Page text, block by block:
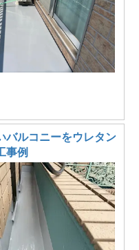
バルコニーをウレタン
事例